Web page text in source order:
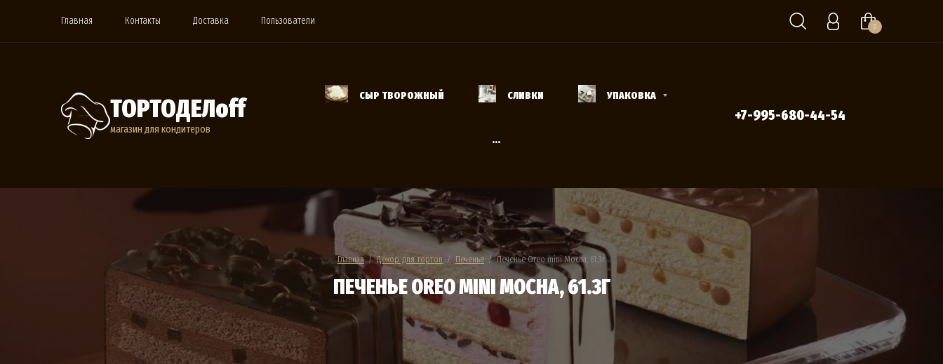
Главная Контакты Доставка Пользователи 0
ТОРТОДЕЛoff
магазин для кондитеров
СЫР ТВОРОЖНЫЙ СЛИВКИ УПАКОВКА
...
+7-995-680-44-54
Главная
  /
Декор для тортов
  /
Печенье
  /  Печенье Oreo mini Mocha, 61.3г
ПЕЧЕНЬЕ OREO MINI MOCHA, 61.3Г